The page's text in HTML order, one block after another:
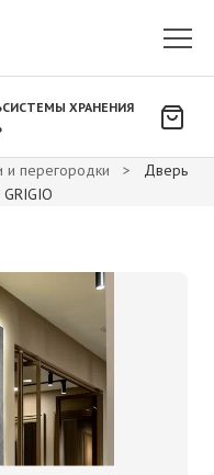
СИСТЕМЫ ХРАНЕНИЯ
и перегородки >
Дверь